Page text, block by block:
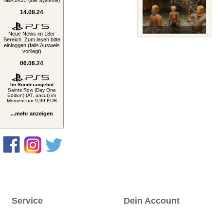
14.08.24
Neue News im 18er
Bereich. Zum lesen bitte
einloggen (falls Ausweis
vorliegt)
06.06.24
Im Sonderangebot
Saints Row (Day One
Edition) (AT, uncut) im
Moment nur 9,99 EUR
...mehr anzeigen
Service Dein Account